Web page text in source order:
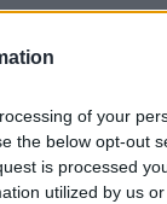
of your
the below opt-out
is processed
utilized by us